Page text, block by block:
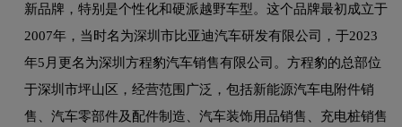
新品牌，特别是个性化和硬派越野车型。这个品牌最初成立于
2007年，当时名为深圳市比亚迪汽车研发有限公司，于2023
年5月更名为深圳方程豹汽车销售有限公司。方程豹的总部位
于深圳市坪山区，经营范围广泛，包括新能源汽车电附件销
售、汽车零部件及配件制造、汽车装饰用品销售、充电桩销售